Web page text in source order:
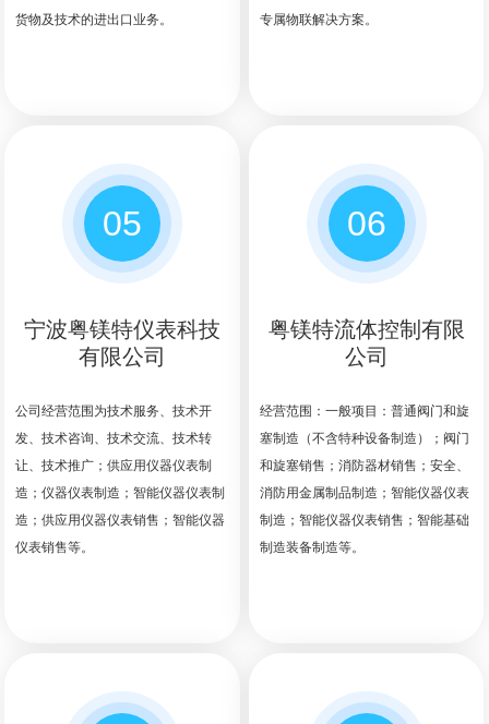
货物及技术的进出口业务。
专属物联解决方案。
05
宁波粤镁特仪表科技
有限公司
公司经营范围为技术服务、技术开
发、技术咨询、技术交流、技术转
让、技术推广；供应用仪器仪表制
造；仪器仪表制造；智能仪器仪表制
造；供应用仪器仪表销售；智能仪器
仪表销售等。
06
粤镁特流体控制有限
公司
经营范围：一般项目：普通阀门和旋
塞制造（不含特种设备制造）；阀门
和旋塞销售；消防器材销售；安全、
消防用金属制品制造；智能仪器仪表
制造；智能仪器仪表销售；智能基础
制造装备制造等。